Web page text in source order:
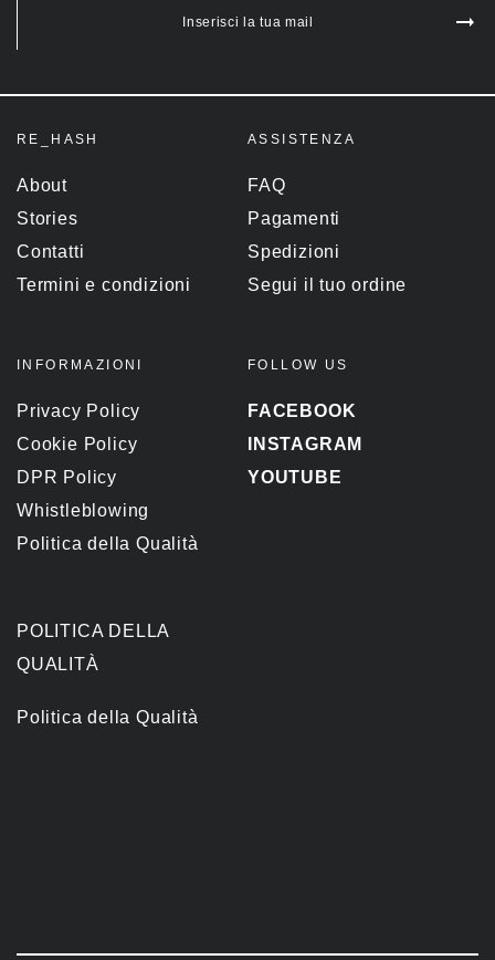
Inserisci la tua mail
RE_HASH
About
Stories
Contatti
Termini e condizioni
ASSISTENZA
FAQ
Pagamenti
Spedizioni
Segui il tuo ordine
INFORMAZIONI
Privacy Policy
Cookie Policy
DPR Policy
Whistleblowing
Politica della Qualità
FOLLOW US
FACEBOOK
INSTAGRAM
YOUTUBE
POLITICA DELLA
QUALITÀ
Politica della Qualità